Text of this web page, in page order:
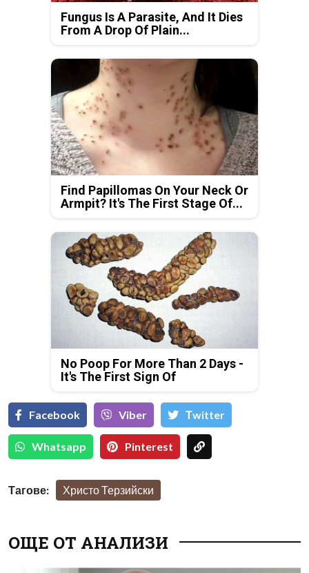
Fungus Is A Parasite, And It Dies
From A Drop Of Plain...
Find Papillomas On Your Neck Or
Armpit? It's The First Stage Of...
No Poop For More Than 2 Days -
It's The First Sign Of
Facebook Viber Тwitter
Whatsapp Pinterest
Тагове: Христо Терзийски
ОЩЕ ОТ АНАЛИЗИ